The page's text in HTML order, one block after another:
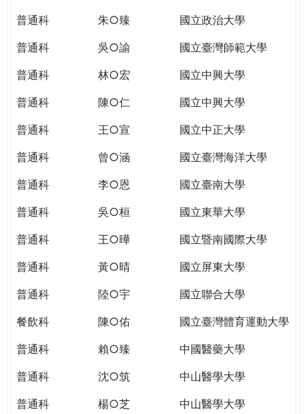
民。
TODAY
WORLD
TOMORROW
YOU
THE
PATH
GLOBAL
普通科
朱○臻
國立政治大學
普通科
吳○諭
國立臺灣師範大學
普通科
林○宏
國立中興大學
普通科
陳○仁
國立中興大學
普通科
王○宣
國立中正大學
普通科
曾○涵
國立臺灣海洋大學
普通科
李○恩
國立臺南大學
普通科
吳○桓
國立東華大學
普通科
王○曄
國立暨南國際大學
普通科
黃○晴
國立屏東大學
普通科
陸○宇
國立聯合大學
餐飲科
陳○佑
國立臺灣體育運動大學
普通科
賴○臻
中國醫藥大學
普通科
沈○筑
中山醫學大學
普通科
楊○芝
中山醫學大學